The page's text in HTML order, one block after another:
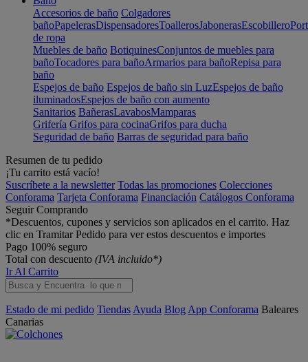
Accesorios de baño Colgadores
bañoPapelerasDispensadoresToallerosJabonerasEscobillero
de ropa
Muebles de baño BotiquinesConjuntos de muebles para
bañoTocadores para bañoArmarios para bañoRepisa para
baño
Espejos de baño Espejos de baño sin LuzEspejos de baño
iluminadosEspejos de baño con aumento
Sanitarios BañerasLavabosMamparas
Grifería Grifos para cocinaGrifos para ducha
Seguridad de baño Barras de seguridad para baño
Resumen de tu pedido
¡Tu carrito está vacío!
Suscríbete a la newsletter Todas las promociones Colecciones
Conforama Tarjeta Conforama Financiación Catálogos Conforama
Seguir Comprando
*Descuentos, cupones y servicios son aplicados en el carrito. Haz
clic en Tramitar Pedido para ver estos descuentos e importes
Pago 100% seguro
Total con descuento (IVA incluido*)
Ir Al Carrito
Estado de mi pedido Tiendas Ayuda Blog App Conforama Baleares
Canarias